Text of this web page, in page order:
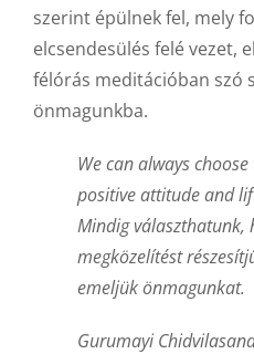
szerint épülnek fel, mely
elcsendesülés felé vezet,
félórás meditációban szó
önmagunkba.
We can always
positive attitude and
Mindig választhatunk,
megközelítést
emeljük önmagunkat.
Gurumayi